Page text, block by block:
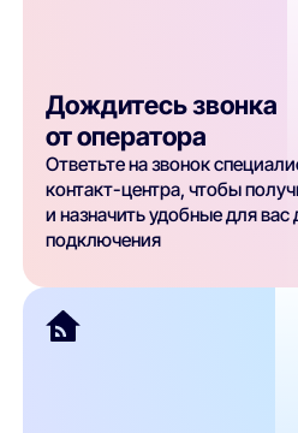
Дождитесь звонка
от оператора
Ответьте на звонок
контакт-центра, чтобы
и назначить удобные для вас
подключения